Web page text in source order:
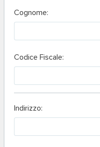
Cognome:
Codice Fiscale:
Indirizzo: